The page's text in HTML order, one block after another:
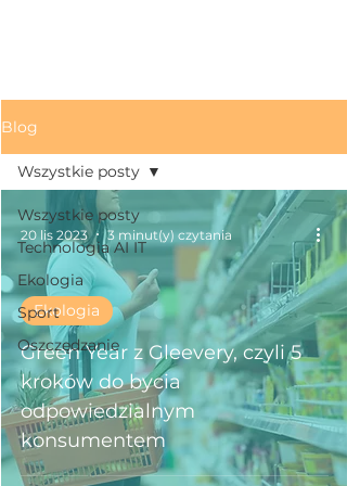
Blog
Wszystkie posty
Technologia AI IT
Ekologia
Sport
Oszczędzanie
Wszystkie posty
Green Year z Gleevery, czyli 5
kroków do bycia
odpowiedzialnym
konsumentem
Ekologia
20 lis 2023 3 minut(y) czytania